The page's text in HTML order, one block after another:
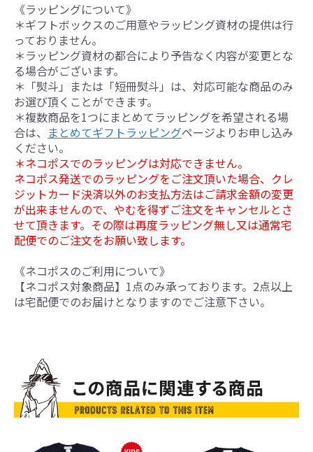
《ラッピングについて》
＊ギフトボックスのご用意やラッピング資材の提供は行
っておりません。
＊ラッピング資材の都合により予告なく内容が変更とな
る場合がございます。
＊「熨斗」または「短冊熨斗」は、対応可能な商品のみ
お選び頂くことができます。
＊複数商品を1つにまとめてラッピングを希望される場
合は、 まとめてギフトラッピングページよりお申し込み
ください。
＊ネコポスでのラッピングは対応できません。
ネコポス発送でのラッピングをご注文頂いた場合、クレ
ジットカード決済以外のお支払方法はご請求金額の変更
が出来ませんので、やむを得ずご注文をキャンセルとさ
せて頂きます。その際は再度ラッピング無し又は通常宅
配便でのご注文をお願い致します。
《ネコポスのご利用について》
【ネコポス対象商品】1点のみ承っております。2点以上
は宅配便でのお届けとなりますのでご注意下さい。